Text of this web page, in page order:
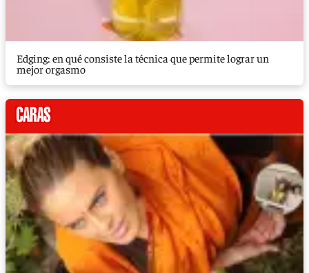
Edging: en qué consiste la técnica que permite lograr un
mejor orgasmo